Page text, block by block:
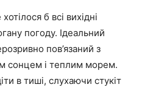
б всі вихідні
погоду. Ідеальний
пов’язаний з
сонцем і теплим морем.
в тиші, слухаючи стукіт